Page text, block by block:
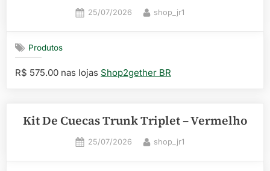
Posted
25/07/2026 By
shop_jr1
Produtos
R$ 575.00 nas lojas Shop2gether BR
Kit De Cuecas Trunk Triplet – Vermelho
Posted
25/07/2026 By
shop_jr1